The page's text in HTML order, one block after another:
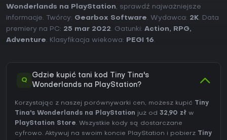
Wonderlands na PlayStation, sprawdź najważniejsze
informacje. Twórcy: Gearbox Software. Wydawca: 2K. Data
premiery na PC: 25 mar 2022. Gatunki: Action, RPG,
Adventure. Klasyfikacja wiekowa: PEGI 16.
Q
Gdzie kupić tani kod Tiny Tina's
Wonderlands na PlayStation?
Korzystając z naszej porównywarki cen, możesz kupić
Tiny
Tina's Wonderlands na PlayStation już od 32,90 zł w
PlayStation Store. Wszystkie kody są dostarczane
cyfrowo. Aktywuj na swoim koncie PlayStation i pobierz
Tiny